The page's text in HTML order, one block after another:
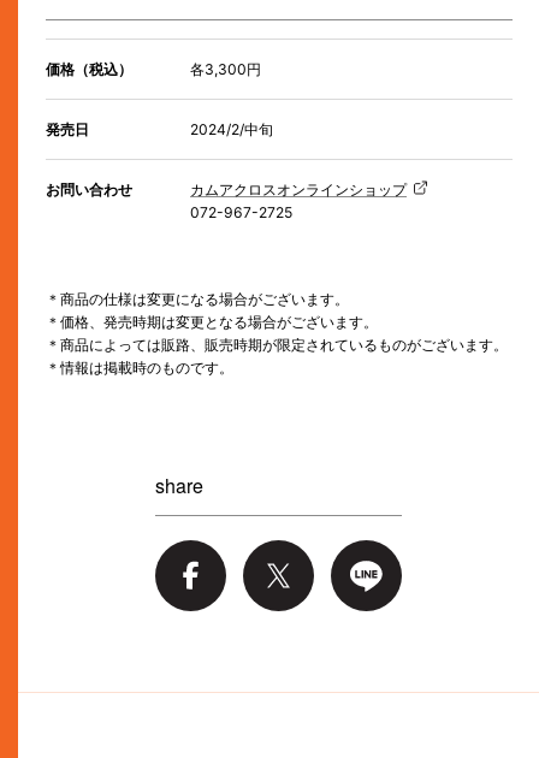
価格（税込） 各3,300円
発売日 2024/2/中旬
お問い合わせ
カムアクロスオンラインショップ
072-967-2725
＊商品の仕様は変更になる場合がございます。
＊価格、発売時期は変更となる場合がございます。
＊商品によっては販路、販売時期が限定されているものがございます。
＊情報は掲載時のものです。
share